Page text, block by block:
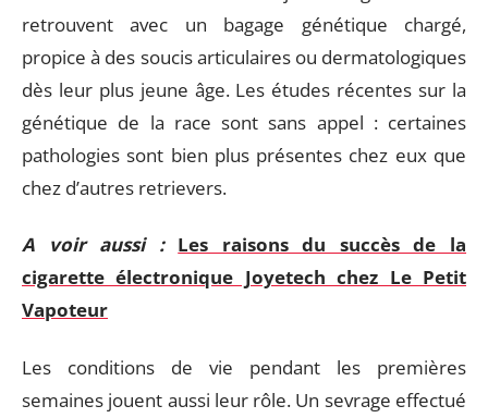
retrouvent avec un bagage génétique chargé,
propice à des soucis articulaires ou dermatologiques
dès leur plus jeune âge. Les études récentes sur la
génétique de la race sont sans appel : certaines
pathologies sont bien plus présentes chez eux que
chez d’autres retrievers.
A voir aussi : Les raisons du succès de la
cigarette électronique Joyetech chez Le Petit
Vapoteur
Les conditions de vie pendant les premières
semaines jouent aussi leur rôle. Un sevrage effectué